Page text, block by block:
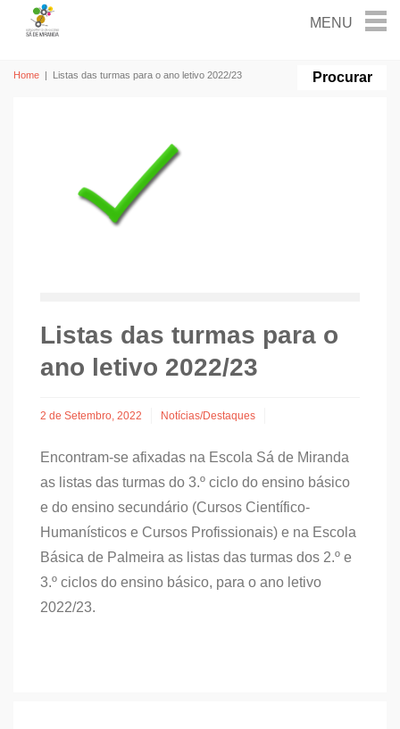
Home | Listas das turmas para o ano letivo 2022/23
Listas das turmas para o
ano letivo 2022/23
2 de Setembro, 2022 Notícias/Destaques
Encontram-se afixadas na Escola Sá de Miranda
as listas das turmas do 3.º ciclo do ensino básico
e do ensino secundário (Cursos Científico-
Humanísticos e Cursos Profissionais) e na Escola
Básica de Palmeira as listas das turmas dos 2.º e
3.º ciclos do ensino básico, para o ano letivo
2022/23.